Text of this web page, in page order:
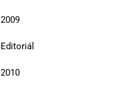
2009
Editoriál
2010